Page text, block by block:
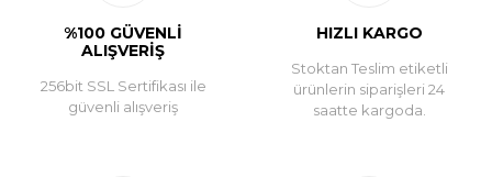
%100 GÜVENLİ
ALIŞVERİŞ
256bit SSL Sertifikası ile
güvenli alışveriş
HIZLI KARGO
Stoktan Teslim etiketli
ürünlerin siparişleri 24
saatte kargoda.